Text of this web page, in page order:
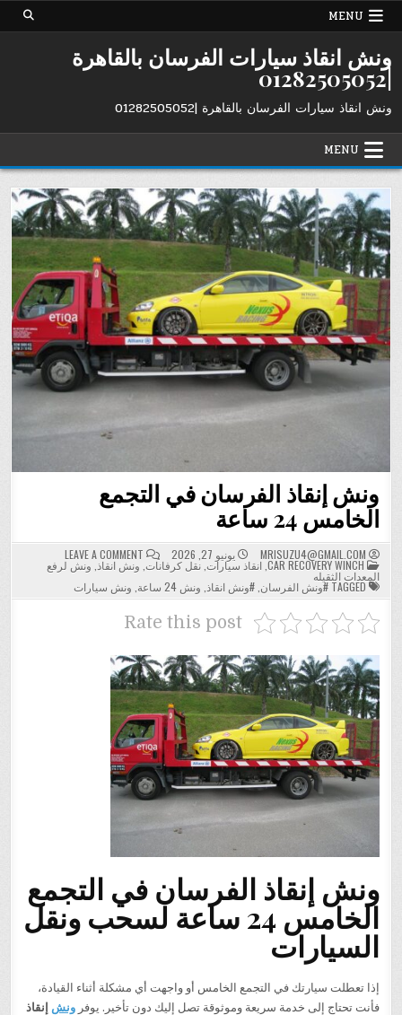
Skip
MENU
ونش انقاذ سيارات الفرسان بالقاهرة
|01282505052
ونش انقاذ سيارات الفرسان بالقاهرة |01282505052
MENU
ونش إنقاذ الفرسان في التجمع
الخامس 24 ساعة
MRISUZU4@GMAIL.COM يونيو 27, 2026 LEAVE A COMMENT
ON
ونش
إنقاذ
في
POSTED
IN
CAR RECOVERY WINCH
,انقاذ سيارات ,نقل كرفانات ونش انقاذ ونش لرفع
المعدات الثقيله
#ونش الفرسان ,#ونش انقاذ ونش 24 ساعة ونش سيارات
Rate this post
ونش إنقاذ الفرسان في التجمع
الخامس 24 ساعة لسحب ونقل
السيارات
إذا تعطلت سيارتك في التجمع الخامس أو واجهت أي مشكلة أثناء القيادة،
فأنت تحتاج إلى خدمة سريعة وموثوقة تصل إليك دون تأخير. يوفرونش إنقاذ